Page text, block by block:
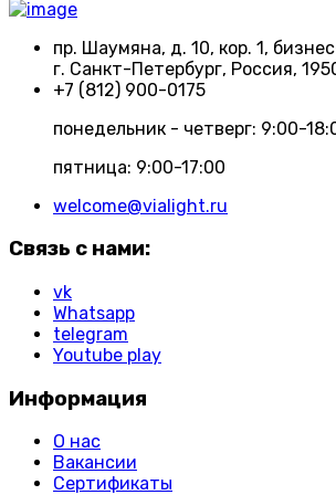
пр. Шаумяна, д. 10, кор. 1,
г. Санкт-Петербург, Россия,
+7 (812) 900-0175
понедельник - четверг: 9:00-
пятница: 9:00-17:00
welcome@vialight.ru
Связь с нами:
vk
Whatsapp
telegram
Youtube play
Информация
О нас
Вакансии
Сертификаты